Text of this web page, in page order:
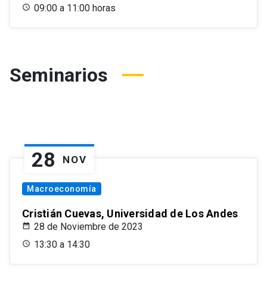
09:00 a 11:00 horas
Seminarios
28 NOV
Macroeconomía
Cristián Cuevas, Universidad de Los Andes
28 de Noviembre de 2023
13:30 a 14:30